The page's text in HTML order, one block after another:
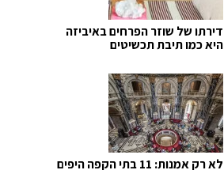
דירתו של שוזר הפרחים באיביזה
היא כמו תיבת תכשיטים
לא רק אמנות: 11 בתי הקפה היפים